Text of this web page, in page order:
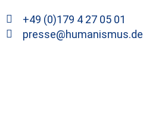
+49 (0)179 4 27 05 01
presse@humanismus.de